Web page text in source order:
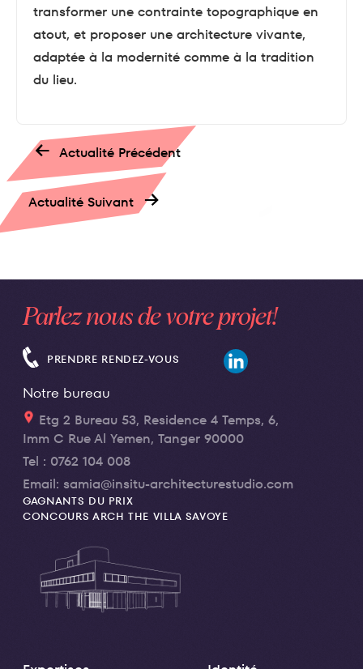
transformer une contrainte topographique en
atout, et proposer une architecture vivante,
adaptée à la modernité comme à la tradition
du lieu.
← Actualité Précédent
Actualité Suivant →
Parlez nous de votre projet!
PRENDRE RENDEZ-VOUS
Notre bureau
Etg 2 Bureau 53, Residence 4 Temps, 6,
Imm C Rue Al Yemen, Tanger 90000
Tel : 0762 104 008
Email: samia@insitu-architecturestudio.com
GAGNANTS DU PRIX
CONCOURS ARCH THE VILLA SAVOYE